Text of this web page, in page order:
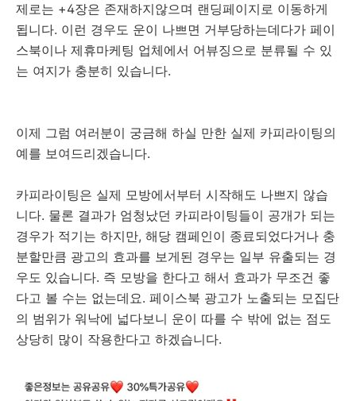
제로는 +4장은 존재하지않으며 랜딩페이지로 이동하게
됩니다. 이런 경우도 운이 나쁘면 거부당하는데다가 페이
스북이나 제휴마케팅 업체에서 어뷰징으로 분류될 수 있
는 여지가 충분히 있습니다.
이제 그럼 여러분이 궁금해 하실 만한 실제 카피라이팅의
예를 보여드리겠습니다.
카피라이팅은 실제 모방에서부터 시작해도 나쁘지 않습
니다. 물론 결과가 엄청났던 카피라이팅들이 공개가 되는
경우가 적기는 하지만, 해당 캠페인이 종료되었다거나 충
분할만큼 광고의 효과를 보게된 경우는 일부 유출되는 경
우도 있습니다. 즉 모방을 한다고 해서 효과가 무조건 좋
다고 볼 수는 없는데요. 페이스북 광고가 노출되는 모집단
의 범위가 워낙에 넓다보니 운이 따를 수 밖에 없는 점도
상당히 많이 작용한다고 하겠습니다.